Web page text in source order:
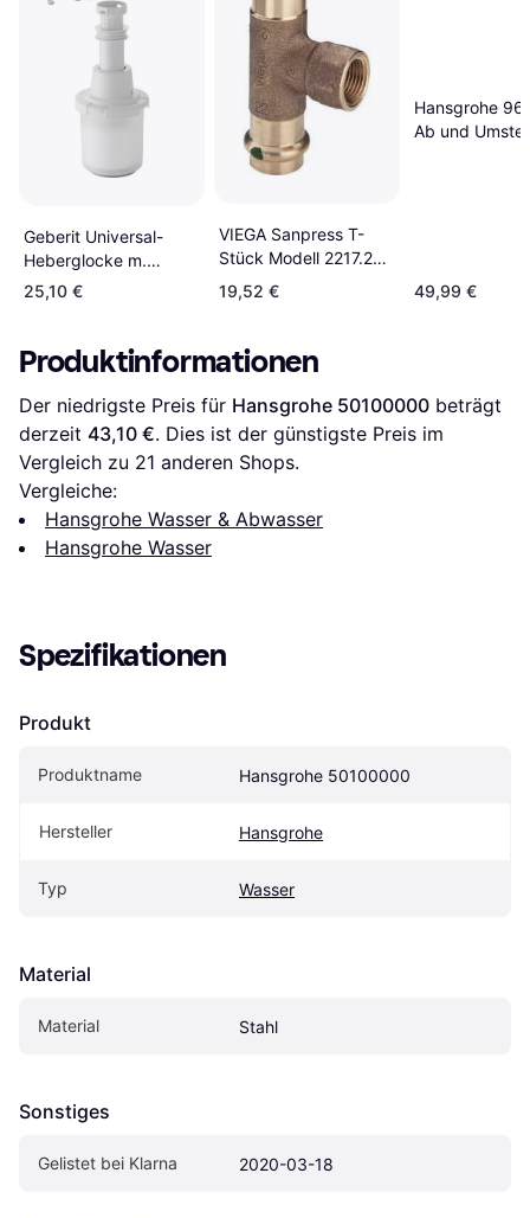
Geberit Universal-
Heberglocke m.
Teleskop-Standrohr f.
AP-und UP-Spülk.
25,10 €
VIEGA Sanpress T-
Stück Modell 2217.2
28mmxDN15(1/2)x28mm
19,52 €
Hansgrohe
Ab und
49,99 €
Produktinformationen
Der niedrigste Preis für Hansgrohe 50100000 beträgt
derzeit 43,10 €. Dies ist der günstigste Preis im
Vergleich zu 21 anderen Shops.
Vergleiche:
Hansgrohe Wasser & Abwasser
Hansgrohe Wasser
Spezifikationen
Produkt
Produktname Hansgrohe 50100000
Hersteller Hansgrohe
Typ Wasser
Material
Material Stahl
Sonstiges
Gelistet bei Klarna 2020-03-18